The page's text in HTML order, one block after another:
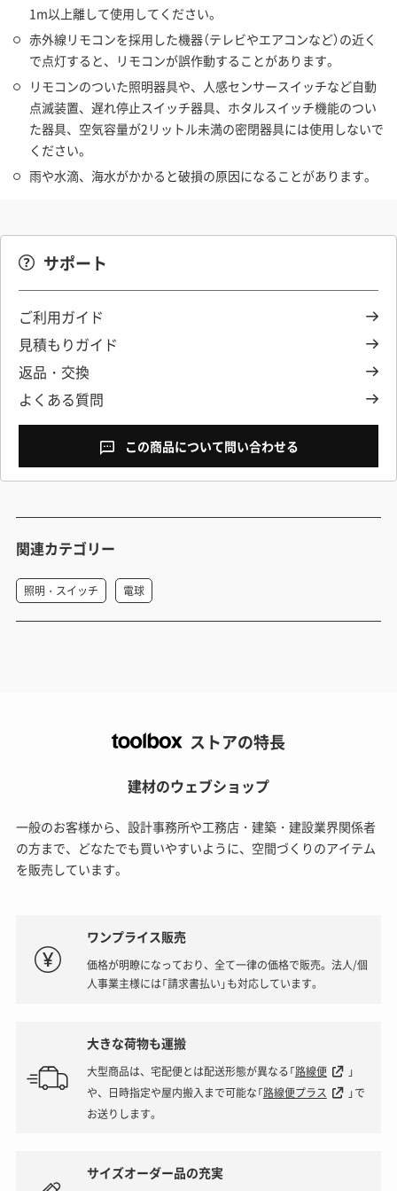
1m以上離して使用してください。
赤外線リモコンを採用した機器（テレビやエアコンなど）の近く
で点灯すると、リモコンが誤作動することがあります。
リモコンのついた照明器具や、人感センサースイッチなど自動
点滅装置、遅れ停止スイッチ器具、ホタルスイッチ機能のつい
た器具、空気容量が2リットル未満の密閉器具には使用しないで
ください。
雨や水滴、海水がかかると破損の原因になることがあります。
サポート
ご利用ガイド
見積もりガイド
返品・交換
よくある質問
この商品について問い合わせる
関連カテゴリー
照明・スイッチ 電球
ストアの特長
建材のウェブショップ
一般のお客様から、設計事務所や工務店・建築・建設業界関係者
の方まで、どなたでも買いやすいように、空間づくりのアイテム
を販売しています。
ワンプライス販売
価格が明瞭になっており、全て一律の価格で販売。法人/個
人事業主様には「請求書払い」も対応しています。
大きな荷物も運搬
大型商品は、宅配便とは配送形態が異なる「路線便
」
や、日時指定や屋内搬入まで可能な「路線便プラス
」で
お送りします。
サイズオーダー品の充実